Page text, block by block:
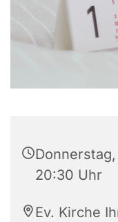
20:30 Uhr
Ev. Kirche